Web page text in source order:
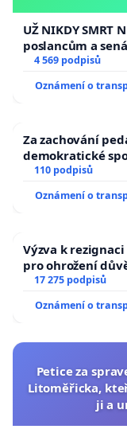
UŽ NIKDY SMRT
poslancům a
aby se tragédie
4 569 podpisů
Oznámení o
Za zachování
demokratické
110 podpisů
Oznámení o
Výzva k rezignaci
pro ohrožení
17 275 podpisů
Oznámení o
Petice za
Litoměřicka,
ji a